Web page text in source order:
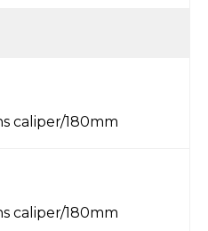
caliper/180mm
caliper/180mm